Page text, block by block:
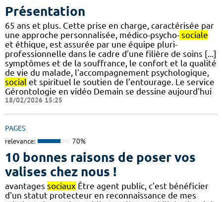
Présentation
65 ans et plus. Cette prise en charge, caractérisée par
une approche personnalisée, médico-psycho- sociale
et éthique, est assurée par une équipe pluri-
professionnelle dans le cadre d’une filière de soins [...]
symptômes et de la souffrance, le confort et la qualité
de vie du malade, l'accompagnement psychologique,
social et spirituel le soutien de l’entourage. Le service
Gérontologie en vidéo Demain se dessine aujourd'hui
18/02/2026 15:25
PAGES
relevance: 70%
10 bonnes raisons de poser vos
valises chez nous !
avantages sociaux Être agent public, c'est bénéficier
d'un statut protecteur en reconnaissance de mes